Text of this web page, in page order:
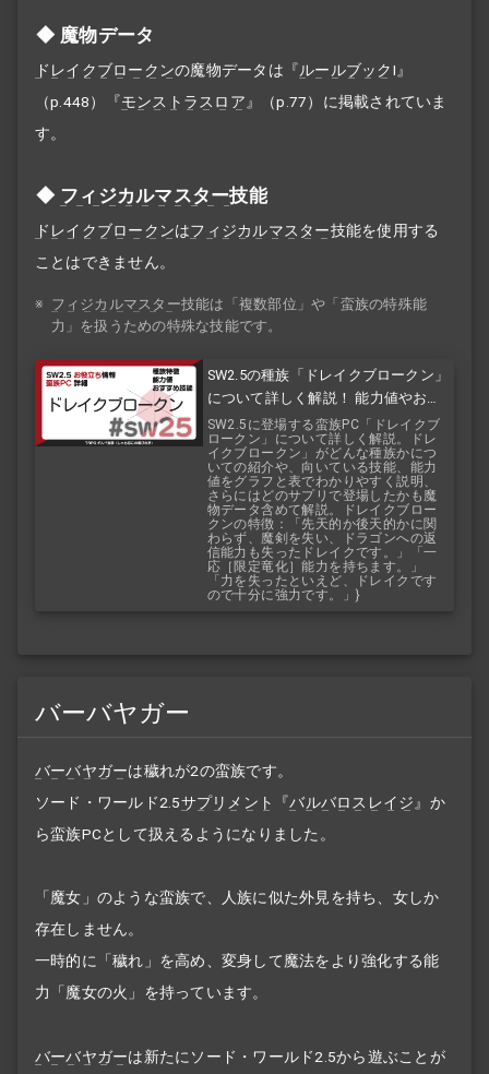
魔物データ
ドレイクブロークンの魔物データは『ルールブックI』
（p.448）『モンストラスロア 』（p.77）に掲載されていま
す。
フィジカルマスター技能
ドレイクブロークンはフィジカルマスター技能を使用する
ことはできません。
※ フィジカルマスター技能は「複数部位」や「蛮族の特殊能
力」を扱うための特殊な技能です。
SW2.5の種族「ドレイクブロークン」
について詳しく解説！ 能力値やおす
すめ技能などを紹介！ 『バルバロス
レイジ』『バルバロスサーガ』
SW2.5に登場する蛮族PC「ドレイクブ
ロークン」について詳しく解説。ドレ
イクブロークン」がどんな種族かにつ
いての紹介や、向いている技能、能力
値をグラフと表でわかりやすく説明、
さらにはどのサプリで登場したかも魔
物データ含めて解説。ドレイクブロー
クンの特徴：「先天的か後天的かに関
わらず、魔剣を失い、ドラゴンへの返
信能力も失ったドレイクです。」「一
応［限定竜化］能力を持ちます。」
「力を失ったといえど、ドレイクです
ので十分に強力です。」}
バーバヤガー
バーバヤガーは穢れが2の蛮族です。
ソード・ワールド2.5サプリメント 『バルバロスレイジ 』か
ら蛮族PCとして扱えるようになりました。
「魔女」のような蛮族で、人族に似た外見を持ち、女しか
存在しません。
一時的に「穢れ」を高め、変身して魔法をより強化する能
力「魔女の火」を持っています。
バーバヤガーは新たにソード・ワールド2.5から遊ぶことが